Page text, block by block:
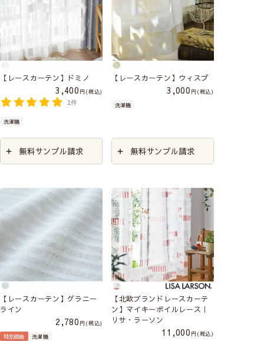
【レースカーテン】ドミノ
3,400
税込
1件
洗濯機
無料サンプル請求
【レースカーテン】ウィスプ
3,000
税込
洗濯機
無料サンプル請求
【レースカーテン】グラニー
ライン
2,780
税込
特別価格
洗濯機
【北欧ブランドレースカーテ
ン】マイキーボイルレース｜
リサ・ラーソン
11,000
税込